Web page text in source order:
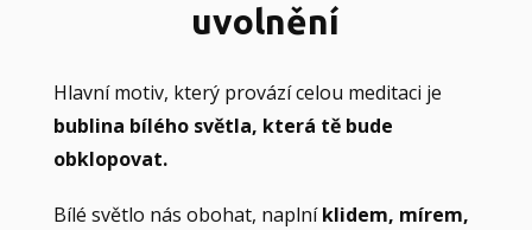
uvolnění
Hlavní motiv, který provází celou meditaci je
bublina bílého světla, která tě bude
obklopovat.
Bílé světlo nás obohat, naplníklidem, mírem,